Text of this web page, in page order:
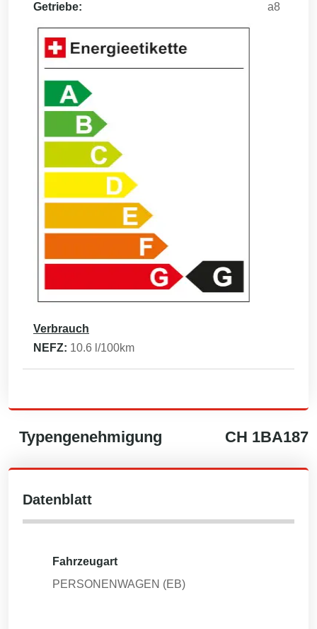
Getriebe: a8
Verbrauch
NEFZ: 10.6 l/100km
Typengenehmigung CH 1BA187
Datenblatt
Fahrzeugart
PERSONENWAGEN (EB)